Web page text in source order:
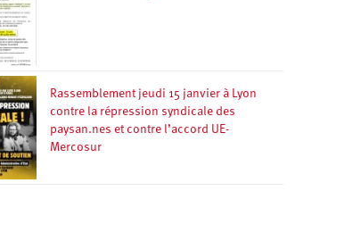
Rassemblement jeudi 15 janvier à Lyon
contre la répression syndicale des
paysan.nes et contre l’accord UE-
Mercosur